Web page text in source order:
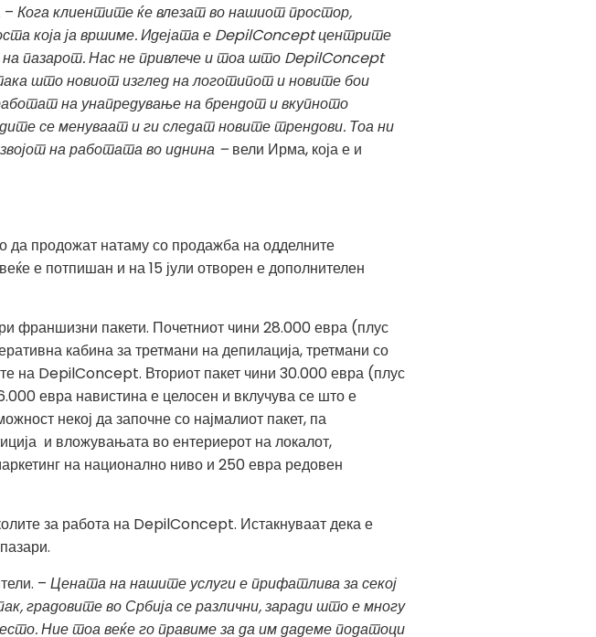
– Кога клиентите ќе влезат во нашиот простор,
која ја вршиме. Идејата е DepilConceptцентрите
пазарот. Нас не привлече и тоа што DepilConcept
што новиот изглед на логотипот и новите бои
на унапредување на брендот и вкупното
се менуваат и ги следат новите трендови. Тоа ни
на работата во иднина – вели Ирма, која е и
да продожат натаму со продажба на одделните
е потпишан и на 15 јули отворен е дополнителен
франшизни пакети. Почетниот чини 28.000 евра (плус
кабина за третмани на депилација, третмани со
на DepilConcept. Вториот пакет чини 30.000 евра (плус
евра навистина е целосен и вклучува се што е
некој да започне со најмалиот пакет, па
и вложувањата во ентериерот на локалот,
на национално ниво и 250 евра редовен
за работа на DepilConcept. Истакнуваат дека е
– Цената на нашите услуги е прифатлива за секој
градовите во Србија се различни, заради што е многу
Ние тоа веќе го правиме за да им дадеме податоци